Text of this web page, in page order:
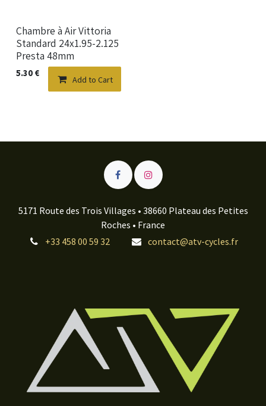
New!
Chambre à Air Vittoria
Standard 24x1.95-2.125
Presta 48mm
5.30 €
Add to Cart
5171 Route des Trois Villages • 38660 Plateau des Petites
Roches • France
+33 458 00 59 32
contact@atv-cycles.fr